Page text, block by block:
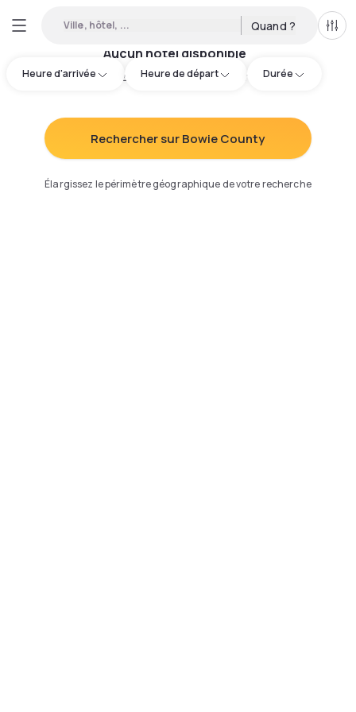
Ville, hôtel, ... Quand ?
Heure d'arrivée Heure de départ Durée
Aucun hôtel disponible
Essayez d'ajuster votre recherche:
Rechercher sur Bowie County
Élargissez le périmètre géographique de votre recherche